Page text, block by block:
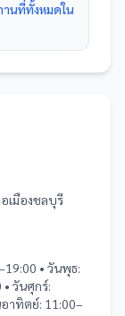
านที่ทั้งหมดใน
เมืองชลบุรี
• วันพุธ:
วันศุกร์:
อาทิตย์: 11:00–